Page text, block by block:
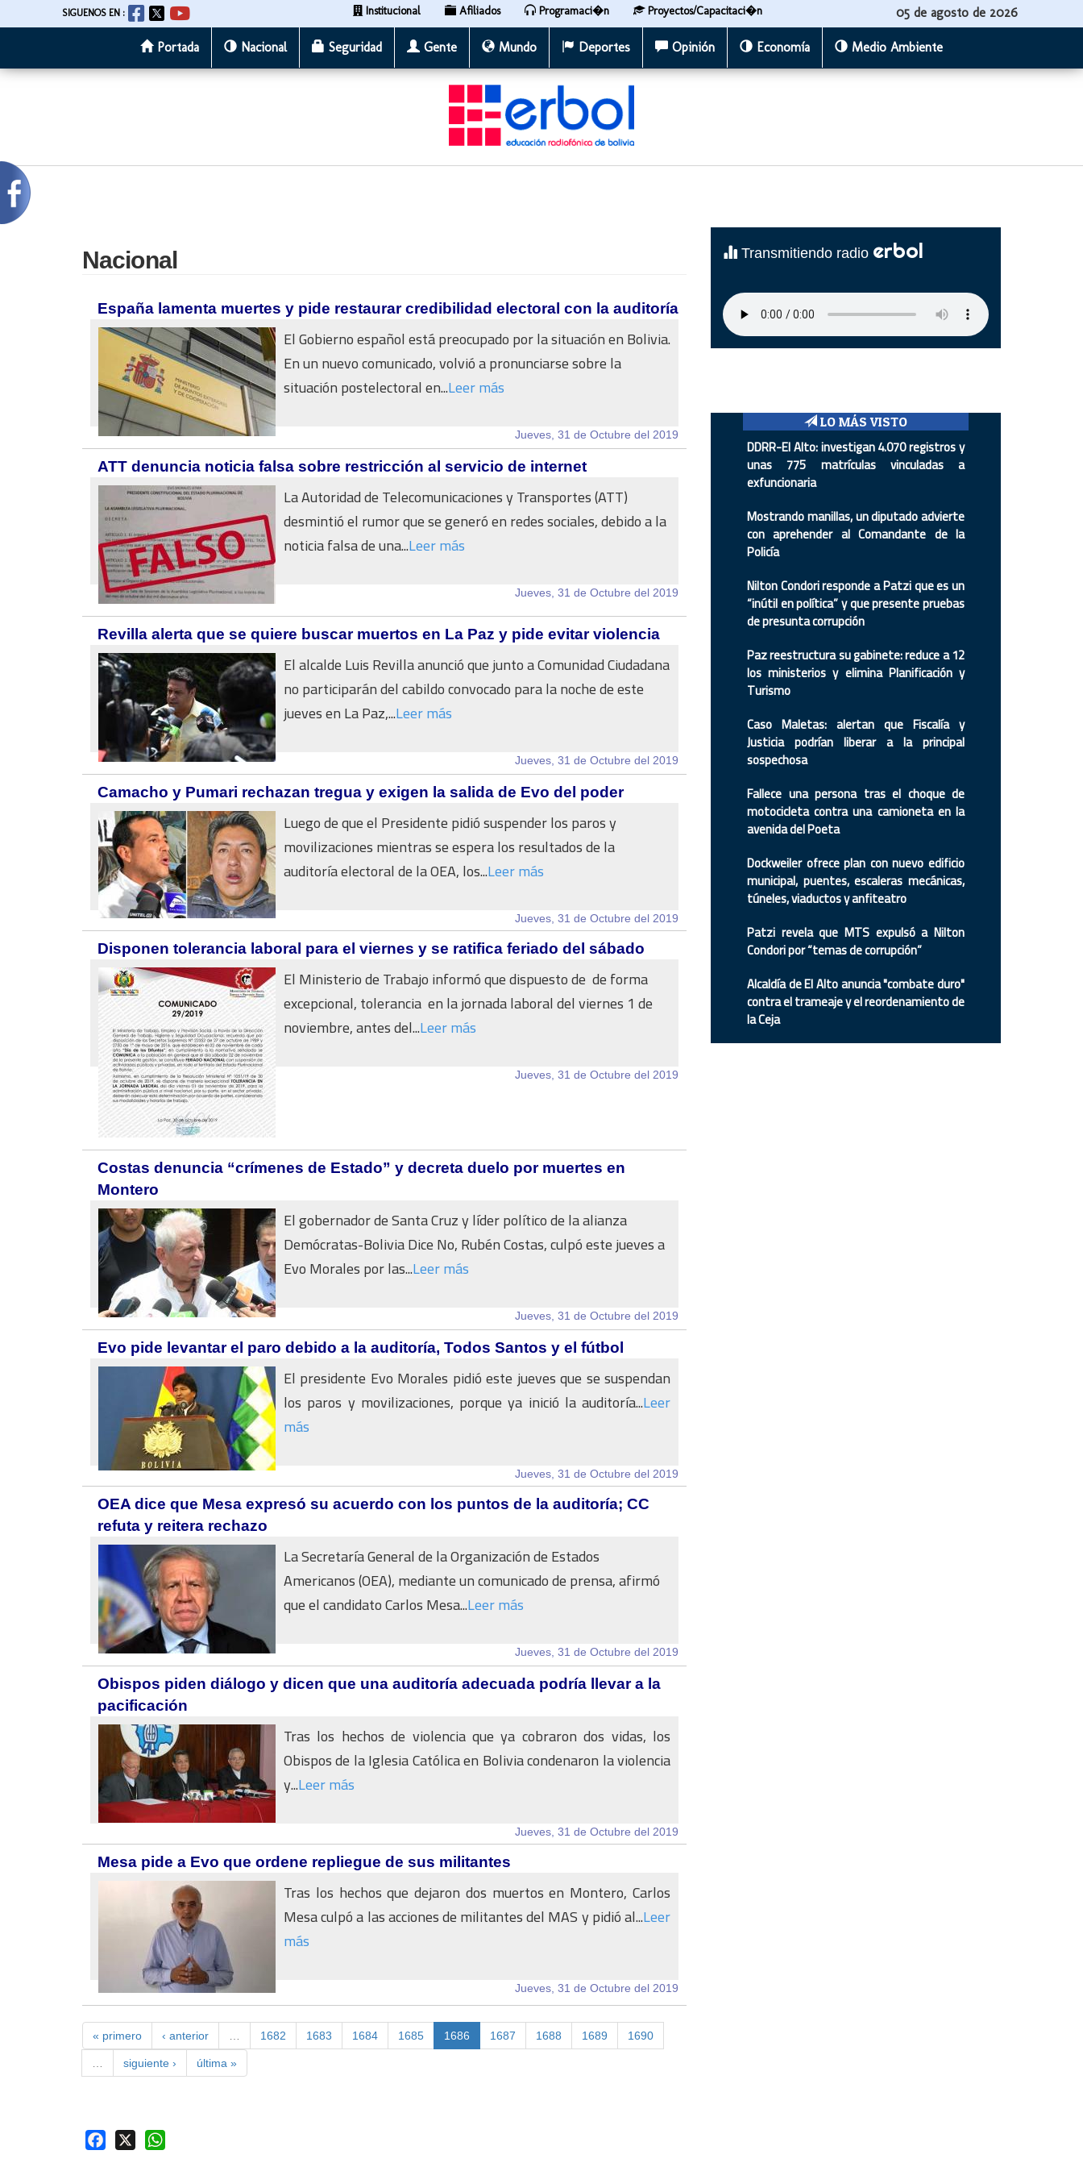
al
SIGUENOS EN : Institucional Afiliados Programaci�n Proyectos/Capacitaci�n 05 de agosto de 2026
Portada Nacional Seguridad Gente Mundo Deportes Opinión Economía Medio Ambiente
Nacional
España lamenta muertes y pide restaurar credibilidad electoral con la auditoría
El Gobierno español está preocupado por la situación en Bolivia.
En un nuevo comunicado, volvió a pronunciarse sobre la
situación postelectoral en...Leer más
Jueves, 31 de Octubre del 2019
ATT denuncia noticia falsa sobre restricción al servicio de internet
La Autoridad de Telecomunicaciones y Transportes (ATT)
desmintió el rumor que se generó en redes sociales, debido a la
noticia falsa de una...Leer más
Jueves, 31 de Octubre del 2019
Revilla alerta que se quiere buscar muertos en La Paz y pide evitar violencia
El alcalde Luis Revilla anunció que junto a Comunidad Ciudadana
no participarán del cabildo convocado para la noche de este
jueves en La Paz,...Leer más
Jueves, 31 de Octubre del 2019
Camacho y Pumari rechazan tregua y exigen la salida de Evo del poder
Luego de que el Presidente pidió suspender los paros y
movilizaciones mientras se espera los resultados de la
auditoría electoral de la OEA, los...Leer más
Jueves, 31 de Octubre del 2019
Disponen tolerancia laboral para el viernes y se ratifica feriado del sábado
El Ministerio de Trabajo informó que dispuesto de de forma
excepcional, tolerancia en la jornada laboral del viernes 1 de
noviembre, antes del...Leer más
Jueves, 31 de Octubre del 2019
Costas denuncia “crímenes de Estado” y decreta duelo por muertes en
Montero
El gobernador de Santa Cruz y líder político de la alianza
Demócratas-Bolivia Dice No, Rubén Costas, culpó este jueves a
Evo Morales por las...Leer más
Jueves, 31 de Octubre del 2019
Evo pide levantar el paro debido a la auditoría, Todos Santos y el fútbol
El presidente Evo Morales pidió este jueves que se suspendan
los paros y movilizaciones, porque ya inició la auditoría...Leer
más
Jueves, 31 de Octubre del 2019
OEA dice que Mesa expresó su acuerdo con los puntos de la auditoría; CC
refuta y reitera rechazo
La Secretaría General de la Organización de Estados
Americanos (OEA), mediante un comunicado de prensa, afirmó
que el candidato Carlos Mesa...Leer más
Jueves, 31 de Octubre del 2019
Obispos piden diálogo y dicen que una auditoría adecuada podría llevar a la
pacificación
Tras los hechos de violencia que ya cobraron dos vidas, los
Obispos de la Iglesia Católica en Bolivia condenaron la violencia
y...Leer más
Jueves, 31 de Octubre del 2019
Mesa pide a Evo que ordene repliegue de sus militantes
Tras los hechos que dejaron dos muertos en Montero, Carlos
Mesa culpó a las acciones de militantes del MAS y pidió al...Leer
más
Jueves, 31 de Octubre del 2019
« primero ‹ anterior 1682 1683 1684 1685 1686 1687 1688 1689 1690
siguiente › última »
Facebook
Transmitiendo radio erbol
LO MÁS VISTO
DDRR-El Alto: investigan 4.070 registros y
unas 775 matrículas vinculadas a
exfuncionaria
Mostrando manillas, un diputado advierte
con aprehender al Comandante de la
Policía
Nilton Condori responde a Patzi que es un
“inútil en política” y que presente pruebas
de presunta corrupción
Paz reestructura su gabinete: reduce a 12
los ministerios y elimina Planificación y
Turismo
Caso Maletas: alertan que Fiscalía y
Justicia podrían liberar a la principal
sospechosa
Fallece una persona tras el choque de
motocicleta contra una camioneta en la
avenida del Poeta
Dockweiler ofrece plan con nuevo edificio
municipal, puentes, escaleras mecánicas,
túneles, viaductos y anfiteatro
Patzi revela que MTS expulsó a Nilton
Condori por “temas de corrupción”
Alcaldía de El Alto anuncia "combate duro"
contra el trameaje y el reordenamiento de
la Ceja